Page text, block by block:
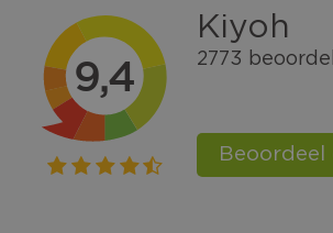
Gratis verzending vanaf € 100,=
Bel +31570592339
Spaarpunten
Shop the Look
Telefonisch bestellen ook mogelijk